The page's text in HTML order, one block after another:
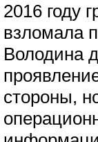
2016 году
взломала
Володина
стороны,